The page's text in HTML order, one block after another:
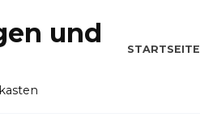
und
STARTSEITE